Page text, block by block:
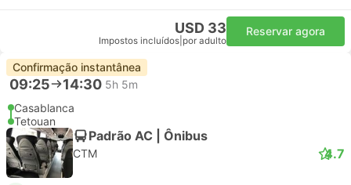
USD 33
Impostos incluídos por adulto
Reservar agora
Confirmação instantânea
09:25 14:30 5h 5m
Casablanca
Tetouan
Padrão AC | Ônibus
CTM 4.7